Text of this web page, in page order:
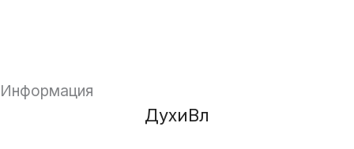
Информация
ДухиВл